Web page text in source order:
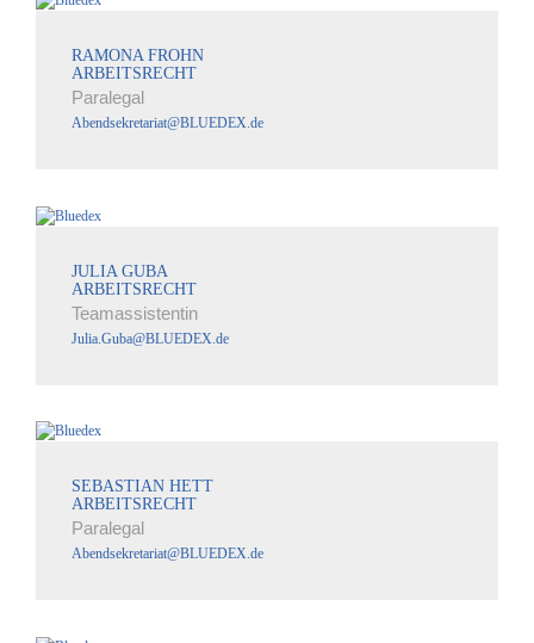
RAMONA FROHN
ARBEITSRECHT
Paralegal
Abendsekretariat@BLUEDEX.de
JULIA GUBA
ARBEITSRECHT
Teamassistentin
Julia.Guba@BLUEDEX.de
SEBASTIAN HETT
ARBEITSRECHT
Paralegal
Abendsekretariat@BLUEDEX.de